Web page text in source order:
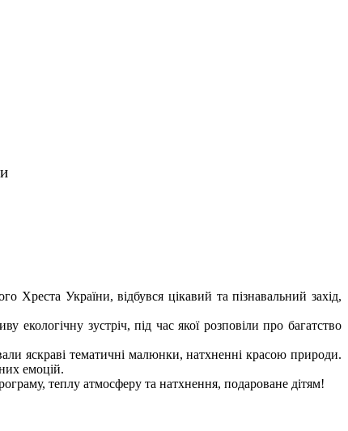
Хреста України, відбувся цікавий та пізнавальний захід,
екологічну зустріч, під час якої розповіли про багатство
яскраві тематичні малюнки, натхненні красою природи.
емоцій.
теплу атмосферу та натхнення, подароване дітям!